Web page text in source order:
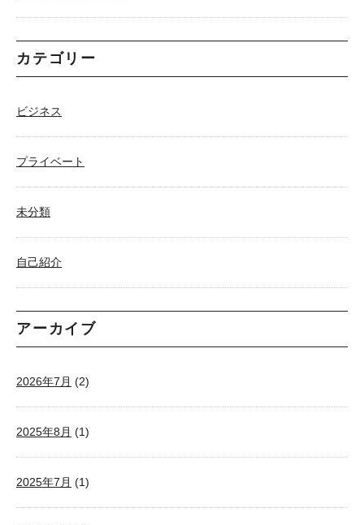
カテゴリー
ビジネス
プライベート
未分類
自己紹介
アーカイブ
2026年7月 (2)
2025年8月 (1)
2025年7月 (1)